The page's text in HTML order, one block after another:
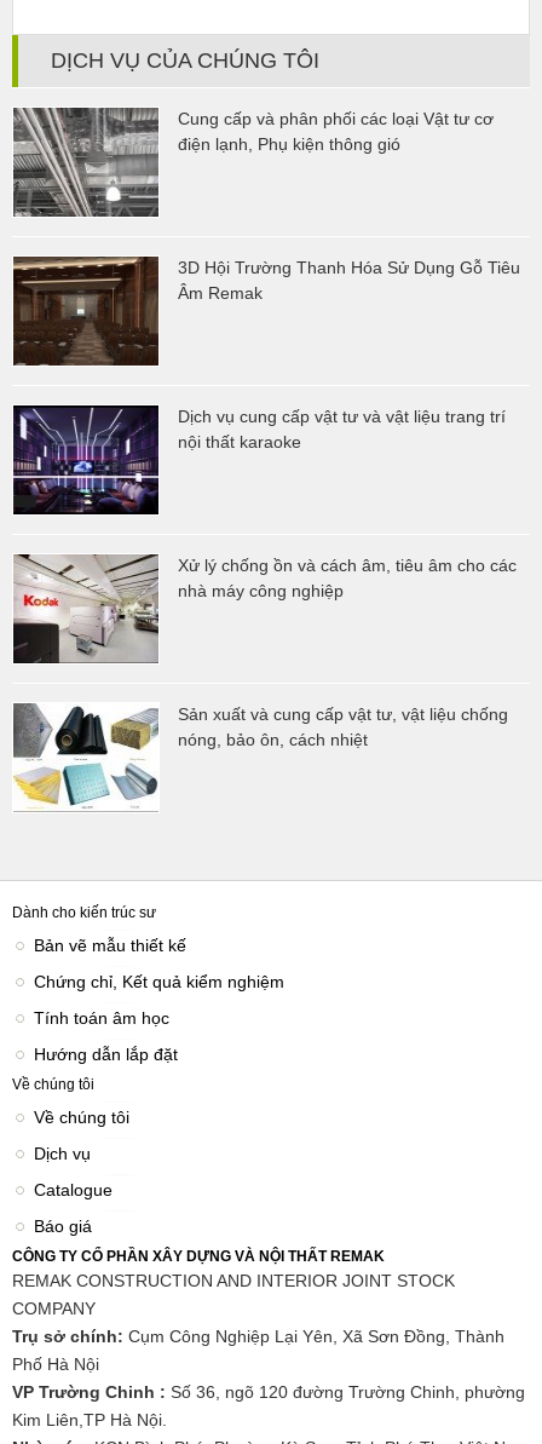
DỊCH VỤ CỦA CHÚNG TÔI
Cung cấp và phân phối các loại Vật tư cơ
điện lạnh, Phụ kiện thông gió
3D Hội Trường Thanh Hóa Sử Dụng Gỗ Tiêu
Âm Remak
Dịch vụ cung cấp vật tư và vật liệu trang trí
nội thất karaoke
Xử lý chống ồn và cách âm, tiêu âm cho các
nhà máy công nghiệp
Sản xuất và cung cấp vật tư, vật liệu chống
nóng, bảo ôn, cách nhiệt
Dành cho kiến trúc sư
Bản vẽ mẫu thiết kế
Chứng chỉ, Kết quả kiểm nghiệm
Tính toán âm học
Hướng dẫn lắp đặt
Về chúng tôi
Về chúng tôi
Dịch vụ
Catalogue
Báo giá
CÔNG TY CỔ PHẦN XÂY DỰNG VÀ NỘI THẤT REMAK
REMAK CONSTRUCTION AND INTERIOR JOINT STOCK
COMPANY
Trụ sở chính: Cụm Công Nghiệp Lại Yên, Xã Sơn Đồng, Thành
Phố Hà Nội
VP Trường Chinh : Số 36, ngõ 120 đường Trường Chinh, phường
Kim Liên,TP Hà Nội.